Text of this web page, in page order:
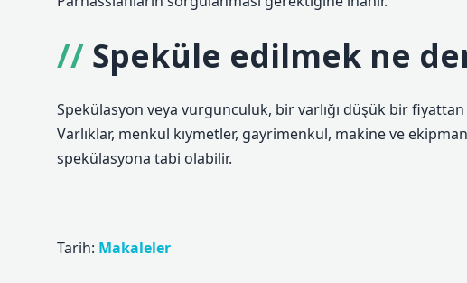
Speküle edilmek ne
Spekülasyon veya vurgunculuk, bir varlığı düşük bir
Varlıklar, menkul kıymetler, gayrimenkul, makine ve
spekülasyona tabi olabilir.
Tarih: Makaleler